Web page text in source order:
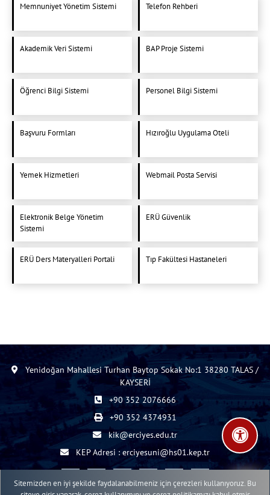
Memnuniyet Yönetim Sistemi Telefon Rehberi
Akademik Veri Sistemi BAP Proje Sistemi
Öğrenci Bilgi Sistemi Personel Bilgi Sistemi
Başvuru Formları Hızıroğlu Uygulama Oteli
Yemek Hizmetleri Webmail Posta Servisi
Elektronik Belge Yönetim
Sistemi
ERÜ Güvenlik
ERÜ Ders Materyalleri Portali Tıp Fakültesi Hastaneleri
Yenidoğan Mahallesi Turhan Baytop Sokak No:1 38280 TALAS /
KAYSERİ
+90 352 2076666
+90 352 4374931
kik@erciyes.edu.tr
KEP Adresi : erciyesuni@hs01.kep.tr
Sitemizden en iyi şekilde faydalanabilmeniz için çerezleri kullanıyoruz. Bu